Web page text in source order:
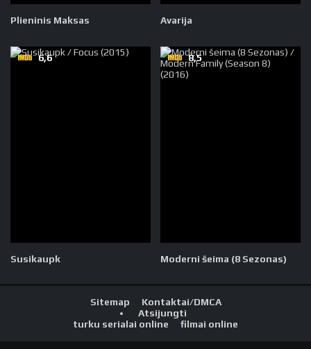
Plieninis Maksas Avarija
Susikaupk
6,6
Moderni šeima (8 Sezonas)
8,5
Sitemap
Kontaktai/DMCA
Atsijungti
turku serialai online
filmai online